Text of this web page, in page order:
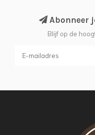
Abonneer
Blijf op de